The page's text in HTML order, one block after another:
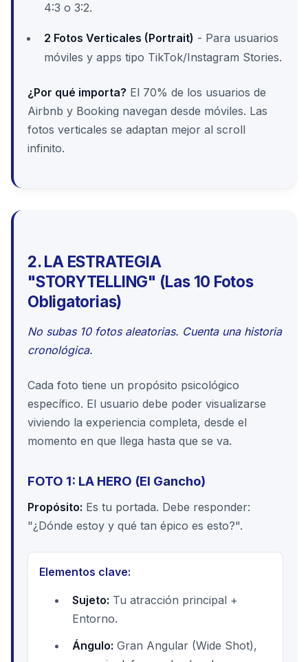
4:3 o 3:2.
2 Fotos Verticales (Portrait) - Para usuarios
móviles y apps tipo TikTok/Instagram Stories.
¿Por qué importa? El 70% de los usuarios de
Airbnb y Booking navegan desde móviles. Las
fotos verticales se adaptan mejor al scroll
infinito.
2. LA ESTRATEGIA
"STORYTELLING" (Las 10 Fotos
Obligatorias)
No subas 10 fotos aleatorias. Cuenta una historia
cronológica.
Cada foto tiene un propósito psicológico
específico. El usuario debe poder visualizarse
viviendo la experiencia completa, desde el
momento en que llega hasta que se va.
FOTO 1: LA HERO (El Gancho)
Propósito: Es tu portada. Debe responder:
"¿Dónde estoy y qué tan épico es esto?".
Elementos clave:
Sujeto: Tu atracción principal +
Entorno.
Ángulo: Gran Angular (Wide Shot),